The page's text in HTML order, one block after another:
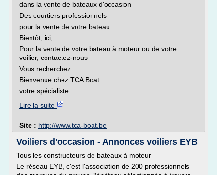
dans la vente de bateaux d'occasion
Des courtiers professionnels
pour la vente de votre bateau
Bientôt, ici,
Pour la vente de votre bateau à moteur ou de votre
voilier, contactez-nous
Vous recherchez...
Bienvenue chez TCA Boat
votre spécialiste...
Lire la suite
Site : http://www.tca-boat.be
Voiliers d'occasion - Annonces voiliers EYB
Tous les constructeurs de bateaux à moteur
Le réseau EYB, c'est l'association de 200 professionnels